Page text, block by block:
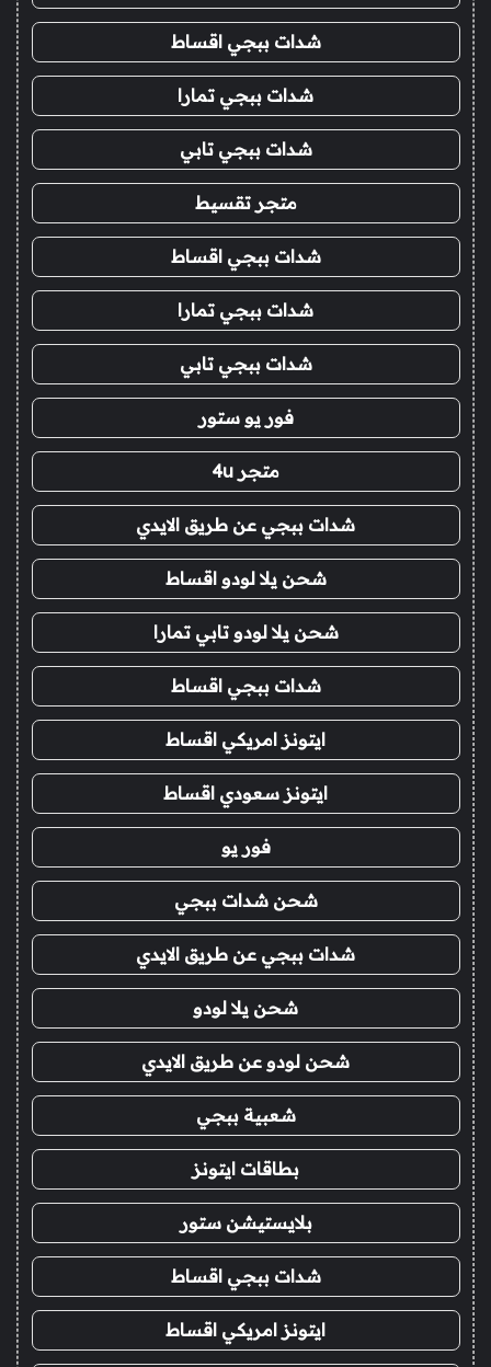
شدات ببجي اقساط
شدات ببجي تمارا
شدات ببجي تابي
متجر تقسيط
شدات ببجي اقساط
شدات ببجي تمارا
شدات ببجي تابي
فور يو ستور
متجر 4u
شدات ببجي عن طريق الايدي
شحن يلا لودو اقساط
شحن يلا لودو تابي تمارا
شدات ببجي اقساط
ايتونز امريكي اقساط
ايتونز سعودي اقساط
فور يو
شحن شدات ببجي
شدات ببجي عن طريق الايدي
شحن يلا لودو
شحن لودو عن طريق الايدي
شعبية ببجي
بطاقات ايتونز
بلايستيشن ستور
شدات ببجي اقساط
ايتونز امريكي اقساط